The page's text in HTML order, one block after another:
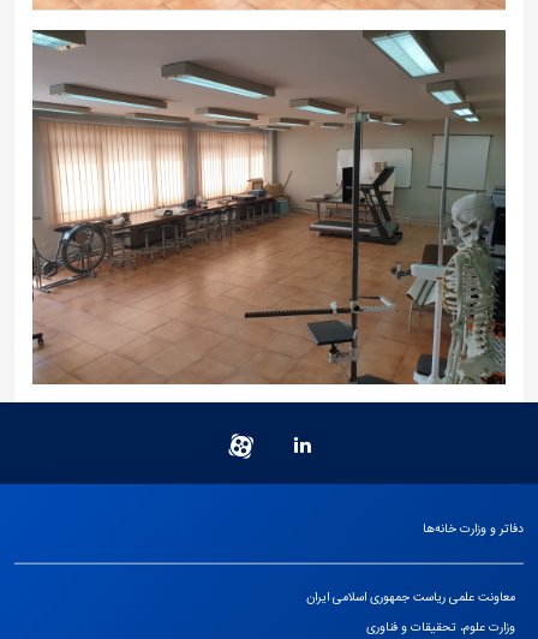
دفاتر و وزارت خانه‌ها
معاونت علمی ریاست جمهوری اسلامی ایران
وزارت علوم، تحقیقات و فناوری